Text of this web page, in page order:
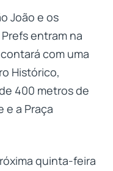
João e os
entram na
com uma
Histórico,
400 metros de
e a Praça
quinta-feira